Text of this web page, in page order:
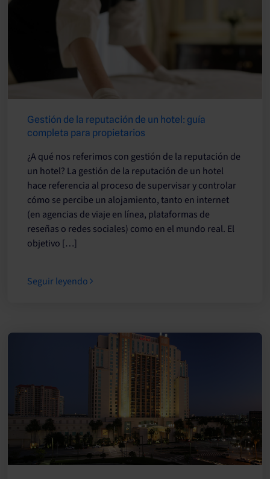
Gestión de la reputación de un hotel: guía
completa para propietarios
¿A qué nos referimos con gestión de la reputación de
un hotel? La gestión de la reputación de un hotel
hace referencia al proceso de supervisar y controlar
cómo se percibe un alojamiento, tanto en internet
(en agencias de viaje en línea, plataformas de
reseñas o redes sociales) como en el mundo real. El
objetivo […]
Seguir leyendo